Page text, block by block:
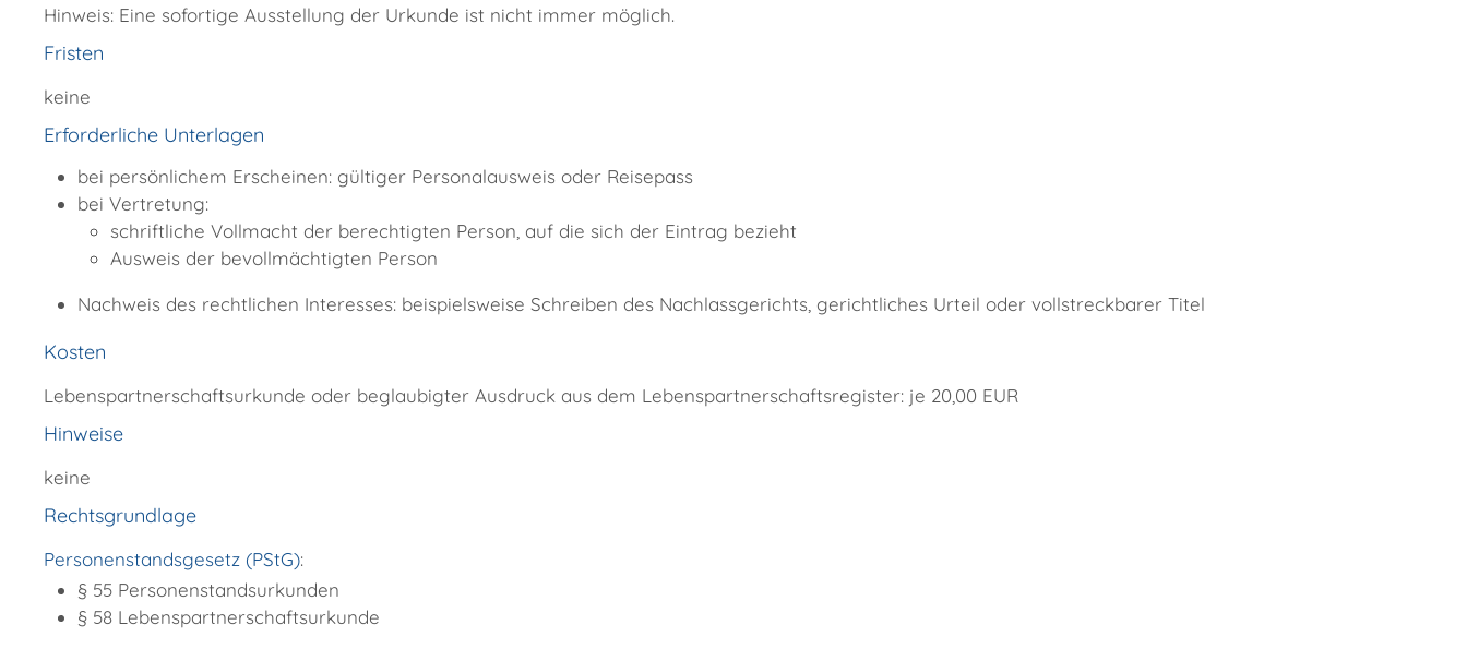
Hinweis: Eine sofortige Ausstellung der Urkunde ist nicht immer möglich.
Fristen
keine
Erforderliche Unterlagen
bei persönlichem Erscheinen: gültiger Personalausweis oder Reisepass
bei Vertretung:
schriftliche Vollmacht der berechtigten Person, auf die sich der Eintrag bezieht
Ausweis der bevollmächtigten Person
Nachweis des rechtlichen Interesses: beispielsweise Schreiben des Nachlassgerichts, gerichtliches Urteil oder vollstreckbarer Titel
Kosten
Lebenspartnerschaftsurkunde oder beglaubigter Ausdruck aus dem Lebenspartnerschaftsregister: je 20,00 EUR
Hinweise
keine
Rechtsgrundlage
Personenstandsgesetz (PStG):
§ 55 Personenstandsurkunden
§ 58 Lebenspartnerschaftsurkunde